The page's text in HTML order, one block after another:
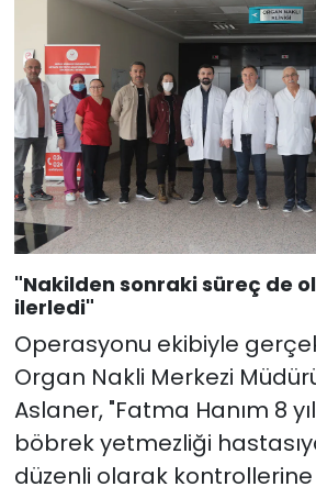
"Nakilden sonraki süreç de
ilerledi"
Operasyonu ekibiyle
Organ Nakli Merkezi
Aslaner, "Fatma Hanım 8
böbrek yetmezliği
düzenli olarak kontrollerine